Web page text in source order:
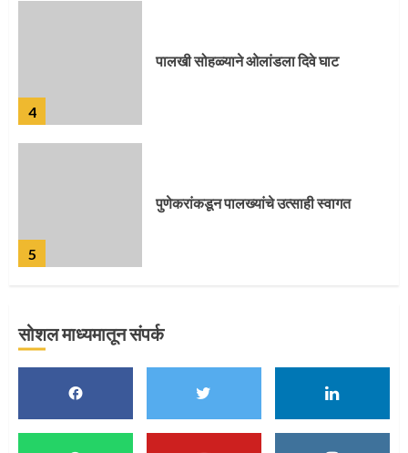
4
पालखी सोहळ्याने ओलांडला दिवे घाट
5
पुणेकरांकडून पालख्यांचे उत्साही स्वागत
मुख्यमंत्र्यांच्या हस्ते विठ्ठलाची महापूजा
सोशल माध्यमातून संपर्क